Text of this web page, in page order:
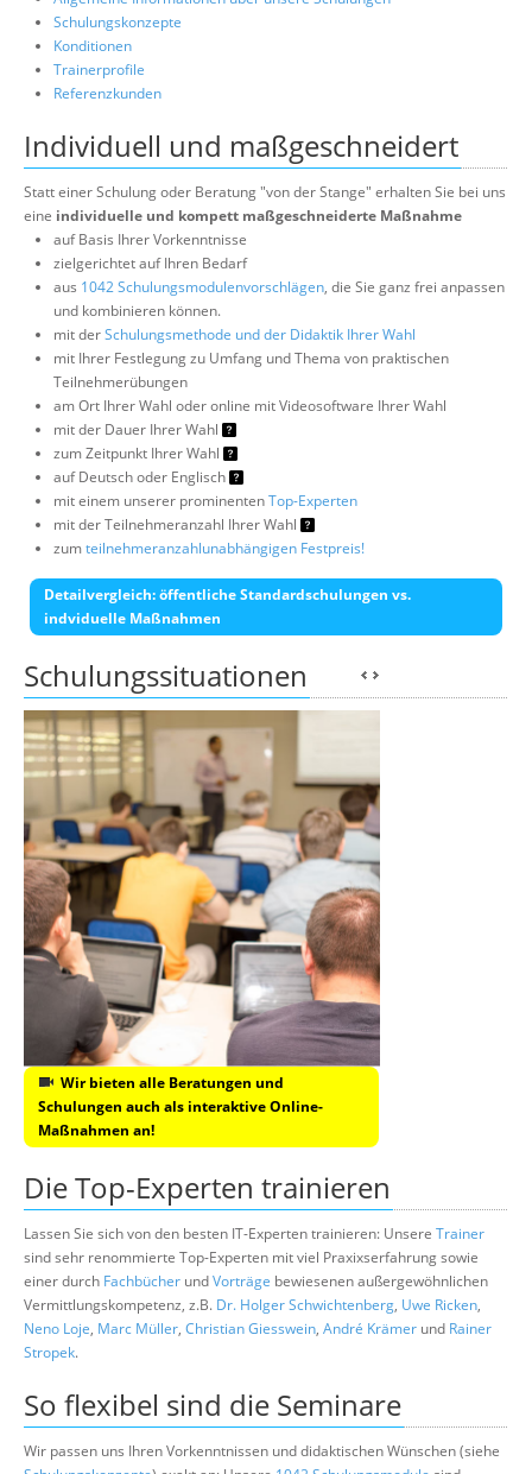
Schulungskonzepte
Konditionen
Trainerprofile
Referenzkunden
Individuell und maßgeschneidert
Statt einer Schulung oder Beratung "von der Stange" erhalten Sie bei uns
eine individuelle und kompett maßgeschneiderte Maßnahme
auf Basis Ihrer Vorkenntnisse
zielgerichtet auf Ihren Bedarf
aus 1042 Schulungsmodulenvorschlägen, die Sie ganz frei anpassen
und kombinieren können.
mit derSchulungsmethode und der Didaktik Ihrer Wahl
mit Ihrer Festlegung zu Umfang und Thema von praktischen
Teilnehmerübungen
am Ort Ihrer Wahl oder online mit Videosoftware Ihrer Wahl
mit der Dauer Ihrer Wahl
zum Zeitpunkt Ihrer Wahl
auf Deutsch oder Englisch
mit einem unserer prominentenTop-Experten
mit der Teilnehmeranzahl Ihrer Wahl
zumteilnehmeranzahlunabhängigen Festpreis!
Detailvergleich: öffentliche Standardschulungen vs.
indviduelle Maßnahmen
Schulungssituationen
Wir bieten alle Beratungen und
Schulungen auch als interaktive Online-
Maßnahmen an!
Die Top-Experten trainieren
Lassen Sie sich von den besten IT-Experten trainieren: Unsere Trainer
sind sehr renommierte Top-Experten mit viel Praxixserfahrung sowie
einer durch Fachbücher undVorträge bewiesenen außergewöhnlichen
Vermittlungskompetenz, z.B. Dr. Holger Schwichtenberg, Uwe Ricken,
Neno Loje, Marc Müller, Christian Giesswein, André Krämer und Rainer
Stropek.
So flexibel sind die Seminare
Wir passen uns Ihren Vorkenntnissen und didaktischen Wünschen (siehe